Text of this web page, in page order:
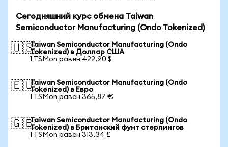
Сегодняшний курс обмена Taiwan
Semiconductor Manufacturing (Ondo Tokenized)
🇺🇸Taiwan Semiconductor Manufacturing (Ondo
Tokenized) в Доллар США
1 TSMon равен 422,90 $
🇪🇺Taiwan Semiconductor Manufacturing (Ondo
Tokenized) в Евро
1 TSMon равен 365,87 €
🇬🇧Taiwan Semiconductor Manufacturing (Ondo
Tokenized) в Британский фунт стерлингов
1 TSMon равен 313,34 £